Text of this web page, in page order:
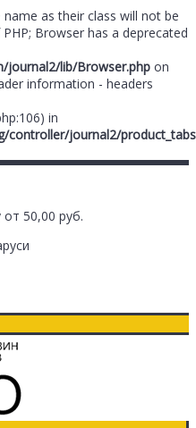
as their class will not be
Browser has a deprecated
journal2/lib/Browser.php on
information - headers
in
journal2/
50,00 руб.